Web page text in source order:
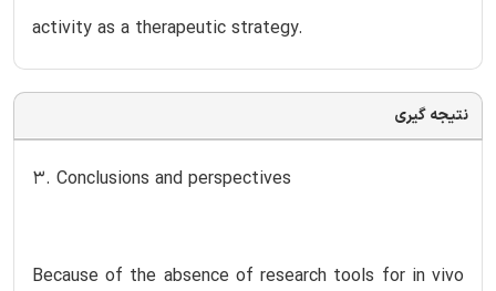
activity as a therapeutic strategy.
نتیجه گیری
3. Conclusions and perspectives
Because of the absence of research tools for in vivo